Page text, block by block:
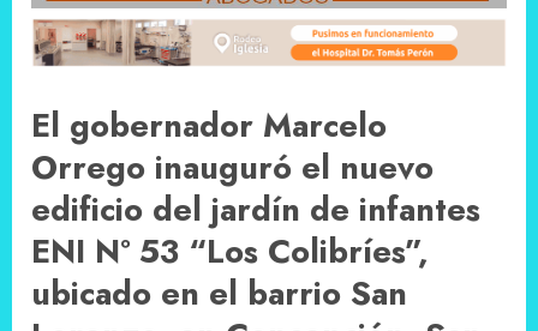
El gobernador Marcelo
Orrego inauguró el nuevo
edificio del jardín de infantes
ENI Nº 53 “Los Colibríes”,
ubicado en el barrio San